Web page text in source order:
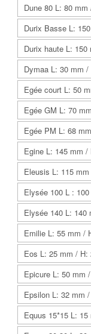
Dune 80 L: 80
Durix Basse L:
Durix haute L:
Dymaa L: 30 mm
Egée court L: 50
Egée GM L: 70
Egée PM L: 68
Egine L: 145 mm /
Eleusis L: 115
Elysée 100 L :
Elysée 140 L: 140
Emilie L: 55 mm /
Eos L: 25 mm / H:
Epicure L: 50 mm
Epsilon L: 32 mm
Equus 15*15 L: